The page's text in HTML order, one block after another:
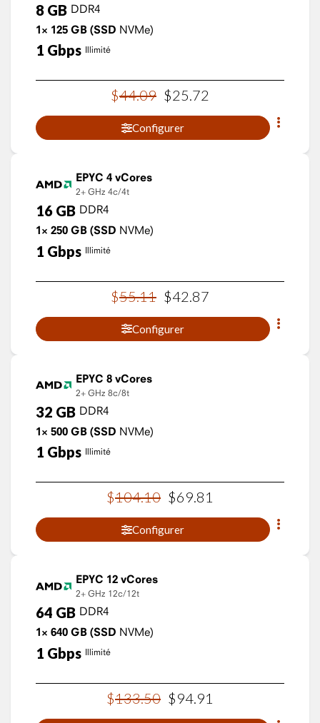
8 GB DDR4
1× 125 GB (SSD NVMe)
1 Gbps Illimité
$44.09 $25.72
Configurer
EPYC 4 vCores
2+ GHz 4c/4t
16 GB DDR4
1× 250 GB (SSD NVMe)
1 Gbps Illimité
$55.11 $42 87
Configurer
EPYC 8 vCores
2+ GHz 8c/8t
32 GB DDR4
1× 500 GB (SSD NVMe)
1 Gbps Illimité
$104.10 $69.81
Configurer
EPYC 12 vCores
2+ GHz 12c/12t
64 GB DDR4
1× 640 GB (SSD NVMe)
1 Gbps Illimité
$133.50 $94 91